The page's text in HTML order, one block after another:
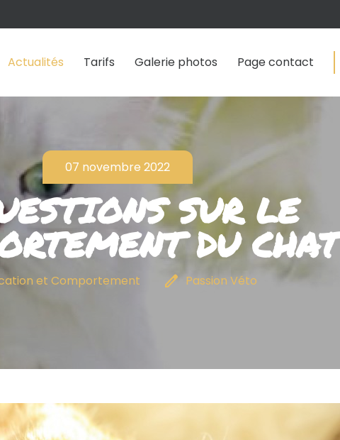
Actualités Tarifs Galerie photos Page contact
07 novembre 2022
SUR LE
DU CHAT
et Comportement edit Passion Véto